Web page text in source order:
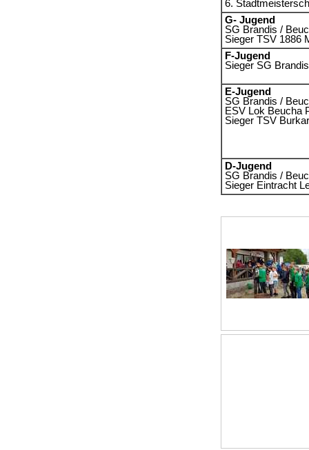
6.
G- Jugend
SG Brandis /
Sieger TSV 1886
F-Jugend
Sieger SG
E-Jugend
SG Brandis /
ESV Lok Beucha
Sieger TSV
D-Jugend
SG Brandis /
Sieger Eintracht